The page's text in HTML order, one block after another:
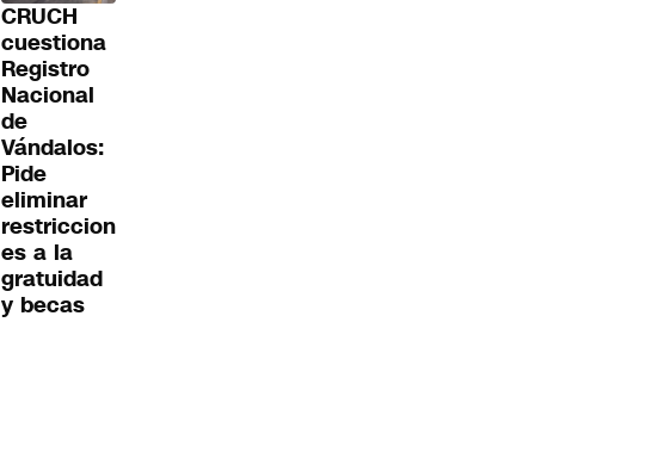
CRUCH
cuestiona
Registro
Nacional
de
Vándalos:
Pide
eliminar
restriccion
es a la
gratuidad
y becas